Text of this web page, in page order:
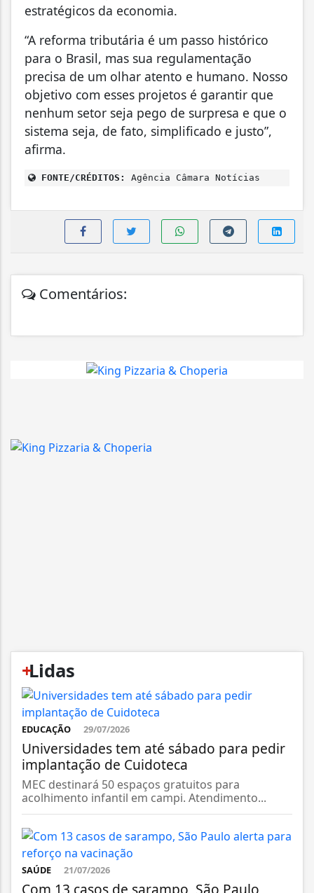
estratégicos da economia.
“A reforma tributária é um passo histórico
para o Brasil, mas sua regulamentação
precisa de um olhar atento e humano. Nosso
objetivo com esses projetos é garantir que
nenhum setor seja pego de surpresa e que o
sistema seja, de fato, simplificado e justo”,
afirma.
FONTE/CRÉDITOS: Agência Câmara Notícias
Comentários:
+
Lidas
EDUCAÇÃO 29/07/2026
Universidades tem até sábado para pedir
implantação de Cuidoteca
MEC destinará 50 espaços gratuitos para
acolhimento infantil em campi. Atendimento...
SAÚDE 21/07/2026
Com 13 casos de sarampo, São Paulo